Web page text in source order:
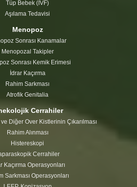
Tüp Bebek (IVF)
Aşılama Tedavisi
Menopoz
Sonrası Kanamalar
Menopozal Takipler
Sonrası Kemik Erimesi
İdrar Kaçırma
Rahim Sarkması
Atrofik Genitalia
Cerrahiler
Diğer Over Kistlerinin Çıkarılması
Rahim Alınması
Histereskopi
Cerrahiler
Kaçırma Operasyonları
Sarkması Operasyonları